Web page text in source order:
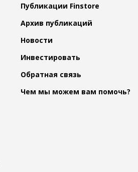
Публикации Finstore
Архив публикаций
Новости
Инвестировать
Обратная связь
Чем мы можем вам помочь?